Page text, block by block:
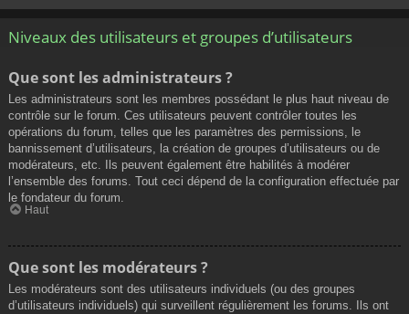
Niveaux des utilisateurs et groupes d’utilisateurs
Que sont les administrateurs ?
Les administrateurs sont les membres possédant le plus haut niveau de
contrôle sur le forum. Ces utilisateurs peuvent contrôler toutes les
opérations du forum, telles que les paramètres des permissions, le
bannissement d’utilisateurs, la création de groupes d’utilisateurs ou de
modérateurs, etc. Ils peuvent également être habilités à modérer
l’ensemble des forums. Tout ceci dépend de la configuration effectuée par
le fondateur du forum.
Haut
Que sont les modérateurs ?
Les modérateurs sont des utilisateurs individuels (ou des groupes
d’utilisateurs individuels) qui surveillent régulièrement les forums. Ils ont